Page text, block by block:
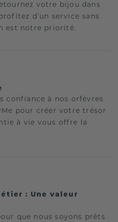
votre bijou dans
d’un service sans
est notre priorité.
confiance à nos orfèvres
pour créer votre trésor
à vie vous offre la
: Une valeur
que nous soyons prêts